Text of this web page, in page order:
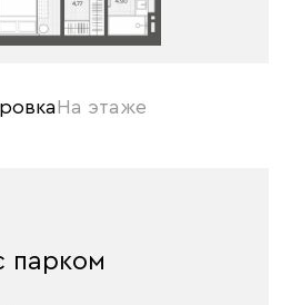
На этаже
парком